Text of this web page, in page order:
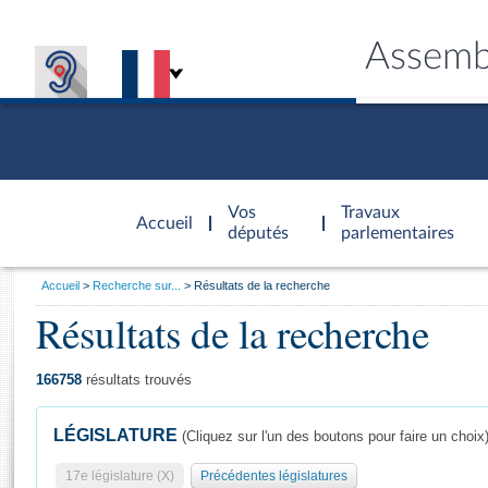
Accueil
d'accueil
Vos
députés
Travaux
parlementaires
Général
Vous
Accueil Recherche sur... Résultats de la recherche
Résultats de la recherche
166758 résultats trouvés
LÉGISLATURE (Cliquez sur l'un des boutons pour faire un choix)
17e législature (X) Précédentes législatures